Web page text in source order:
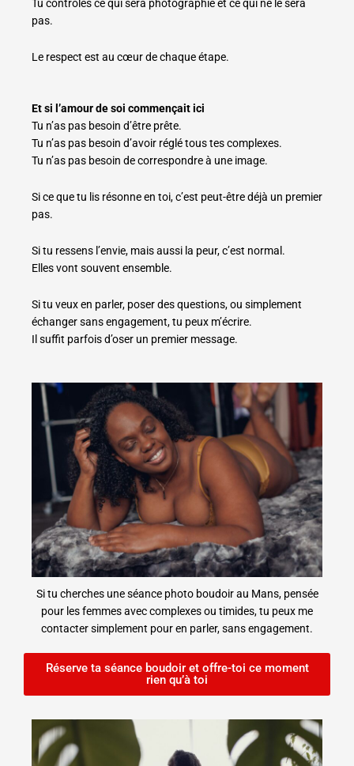
Tu contrôles ce qui sera photographié et ce qui ne le sera
pas.
Le respect est au cœur de chaque étape.
Et si l’amour de soi commençait ici
Tu n’as pas besoin d’être prête.
Tu n’as pas besoin d’avoir réglé tous tes complexes.
Tu n’as pas besoin de correspondre à une image.
Si ce que tu lis résonne en toi, c’est peut-être déjà un premier
pas.
Si tu ressens l’envie, mais aussi la peur, c’est normal.
Elles vont souvent ensemble.
Si tu veux en parler, poser des questions, ou simplement
échanger sans engagement, tu peux m’écrire.
Il suffit parfois d’oser un premier message.
Si tu cherches une séance photo boudoir au Mans, pensée
pour les femmes avec complexes ou timides, tu peux me
contacter simplement pour en parler, sans engagement.
Réserve ta séance boudoir et offre-toi ce moment
rien qu’à toi